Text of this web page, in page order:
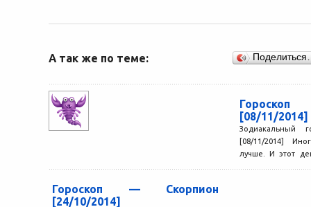
А так же по теме:
[08/11/2014]
Зодиакальный
[08/11/2014]
лучше. И этот
Гороскоп — Скорпион
[24/10/2014]